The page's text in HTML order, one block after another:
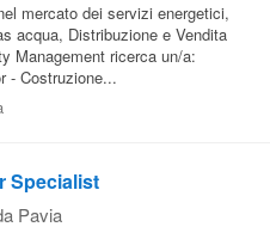
mercato dei servizi energetici,
acqua, Distribuzione e Vendita
Management ricerca un/a:
- Costruzione...
Specialist
Pavia